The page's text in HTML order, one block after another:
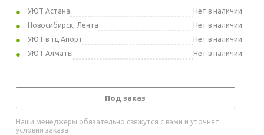
УЮТ Астана
Нет в наличии
Новосибирск, Лента
Нет в наличии
УЮТ в тц Апорт
Нет в наличии
УЮТ Алматы
Нет в наличии
Под заказ
Наши менеджеры обязательно свяжутся с вами и уточнят
условия заказа